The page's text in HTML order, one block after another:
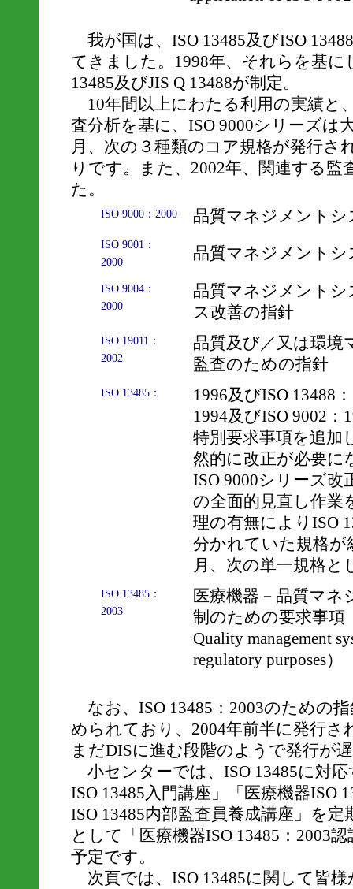
我が国は、ISO 13485及びISO
てきました。1998年、それらを基に
13485及びJIS Q 13488が制定。
10年間以上にわたる利用の実績と
査分析を基に、ISO 9000シリーズは
月、次の３種類のコア規格が発行さ
りです。また、2002年、関連する
た。
ISO 9000：2000 品質マネジメント
ISO 9001：
2000
品質マネジメントシ
ISO 9004：
2000
品質マネジメント
ス改善の指針
ISO 19011：
2002
品質及び／又は環
監査のための指針
ISO 13485：
1996及びISO 13488
1994及びISO 9002
特別要求事項を追加
然的に改正が必要に
ISO 9000シリーズ改
の全面的見直し作業
理の有無によりISO
分かれていた規格が
月、次の単一規格
ISO 13485：
2003
医療機器－品質マ
制のための要求事項
Quality management
regulatory purposes）
なお、ISO 13485：2003のための
められており、2004年前半に発行
まだDISに進む段階のようで発行が
小センターでは、ISO 13485に対
ISO 13485入門講座」「医療機器ISO
ISO 13485内部監査員養成講座」を
として「医療機器ISO 13485：2003
予定です。
次頁では、ISO 13485に関して皆